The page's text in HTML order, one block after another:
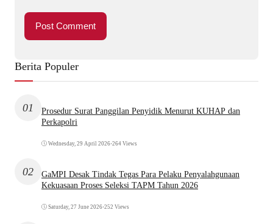
Berita Populer
01
Prosedur Surat Panggilan Penyidik Menurut KUHAP dan
Perkapolri
Wednesday, 29 April 2026•264 Views
02
GaMPI Desak Tindak Tegas Para Pelaku Penyalahgunaan
Kekuasaan Proses Seleksi TAPM Tahun 2026
Saturday, 27 June 2026•252 Views